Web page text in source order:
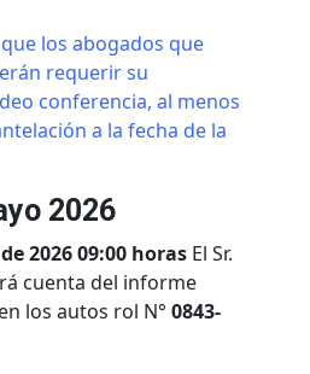
los abogados que
requerir su
conferencia, al menos
a la fecha de la
2026
2026 09:00 horas El Sr.
cuenta del informe
los autos rol N° 0843-